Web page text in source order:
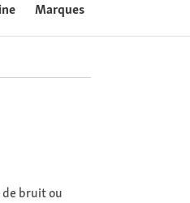
Marques
de bruit ou